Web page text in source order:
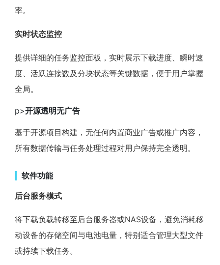
率。
实时状态监控
提供详细的任务监控面板，实时展示下载进度、瞬时速
度、活跃连接数及分块状态等关键数据，便于用户掌握
全局。
p>开源透明无广告
基于开源项目构建，无任何内置商业广告或推广内容，
所有数据传输与任务处理过程对用户保持完全透明。
软件功能
后台服务模式
将下载负载转移至后台服务器或NAS设备，避免消耗移
动设备的存储空间与电池电量，特别适合管理大型文件
或持续下载任务。